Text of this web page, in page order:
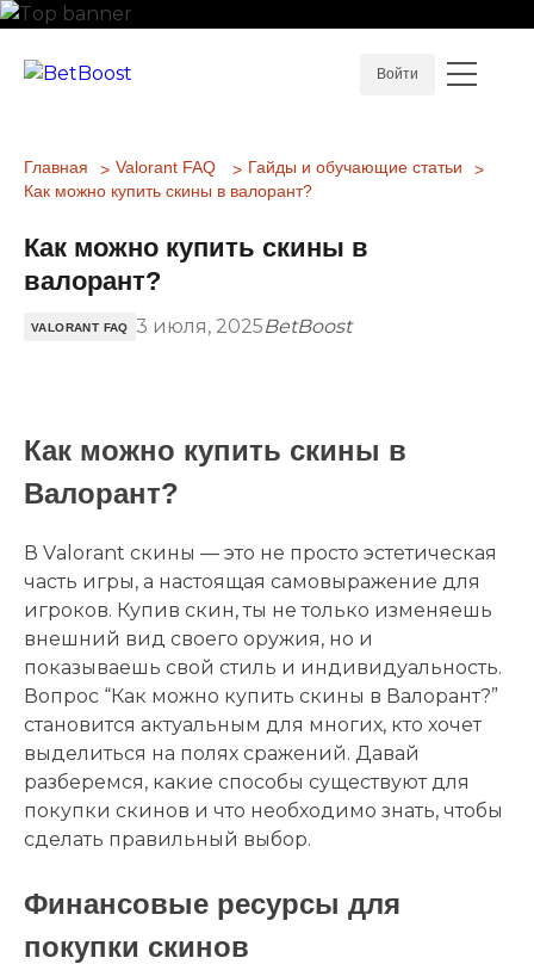
Войти
Главная Valorant FAQ
Гайды и обучающие статьи
Как можно купить скины в валорант?
Как можно купить скины в
валорант?
VALORANT FAQ 3 июля, 2025BetBoost
Как можно купить скины в
Валорант?
В Valorant скины — это не просто эстетическая
часть игры, а настоящая самовыражение для
игроков. Купив скин, ты не только изменяешь
внешний вид своего оружия, но и
показываешь свой стиль и индивидуальность.
Вопрос “Как можно купить скины в Валорант?”
становится актуальным для многих, кто хочет
выделиться на полях сражений. Давай
разберемся, какие способы существуют для
покупки скинов и что необходимо знать, чтобы
сделать правильный выбор.
Финансовые ресурсы для
покупки скинов